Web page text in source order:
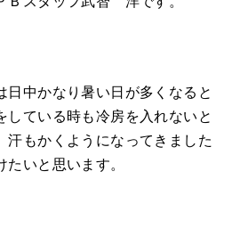
日中かなり暑い日が多くなると
している時も冷房を入れないと
汗もかくようになってきました
いと思います。